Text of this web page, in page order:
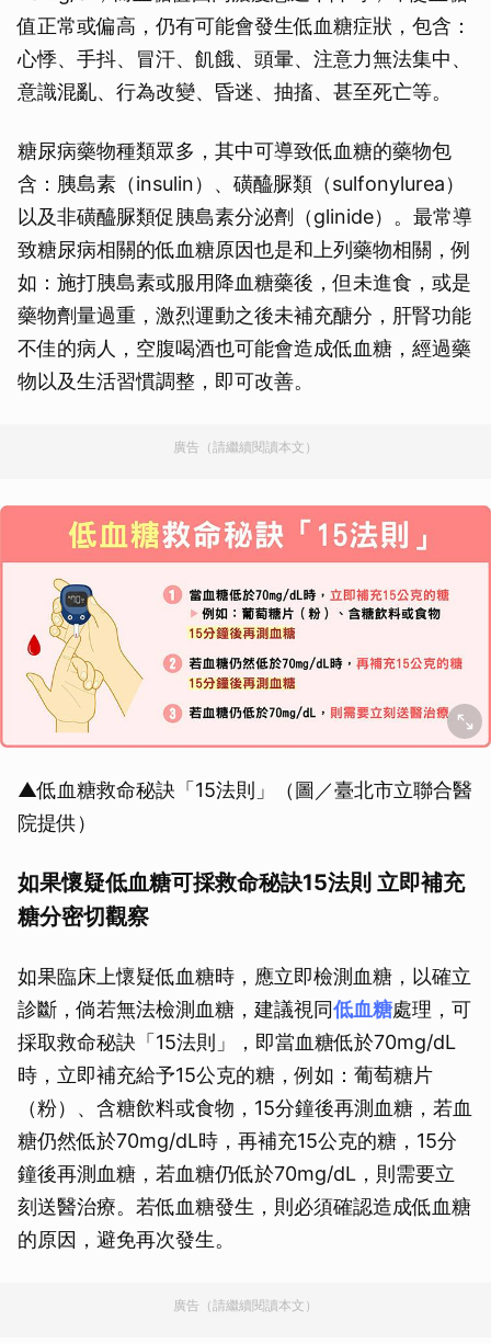
值正常或偏高，仍有可能會發生低血糖症狀，包含：
心悸、手抖、冒汗、飢餓、頭暈、注意力無法集中、
意識混亂、行為改變、昏迷、抽搐、甚至死亡等。
糖尿病藥物種類眾多，其中可導致低血糖的藥物包
含：胰島素（insulin）、磺醯脲類（sulfonylurea）
以及非磺醯脲類促胰島素分泌劑（glinide）。最常導
致糖尿病相關的低血糖原因也是和上列藥物相關，例
如：施打胰島素或服用降血糖藥後，但未進食，或是
藥物劑量過重，激烈運動之後未補充醣分，肝腎功能
不佳的病人，空腹喝酒也可能會造成低血糖，經過藥
物以及生活習慣調整，即可改善。
廣告（請繼續閱讀本文）
▲低血糖救命秘訣「15法則」（圖／臺北市立聯合醫
院提供）
如果懷疑低血糖可採救命秘訣15法則 立即補充
糖分密切觀察
如果臨床上懷疑低血糖時，應立即檢測血糖，以確立
診斷，倘若無法檢測血糖，建議視同低血糖處理，可
採取救命秘訣「15法則」，即當血糖低於70mg/dL
時，立即補充給予15公克的糖，例如：葡萄糖片
（粉）、含糖飲料或食物，15分鐘後再測血糖，若血
糖仍然低於70mg/dL時，再補充15公克的糖，15分
鐘後再測血糖，若血糖仍低於70mg/dL，則需要立
刻送醫治療。若低血糖發生，則必須確認造成低血糖
的原因，避免再次發生。
廣告（請繼續閱讀本文）